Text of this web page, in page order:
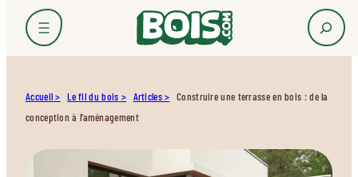
Accueil Le fil du bois Articles
Construire une terrasse en bois : de la
conception à l’aménagement